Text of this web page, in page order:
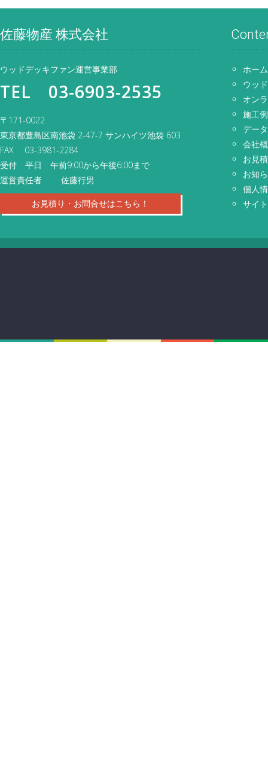
佐藤物産 株式会社
ウッドデッキファン運営事業部
TEL 03-6903-2535
〒171-0022
東京都豊島区南池袋 2-47-7 サンハイツ池袋 603
FAX 03-3981-2284
受付 平日 午前9:00から午後6:00まで
運営責任者 佐藤行男
お見積り・お問合せはこちら！
ホーム
ウッ
オン
施工例
デー
会社
お見
お知
個人
サイ